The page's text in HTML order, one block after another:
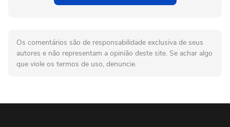
Os comentários são de responsabilidade exclusiva de seus
autores e não representam a opinião deste site. Se achar algo
que viole os termos de uso, denuncie.